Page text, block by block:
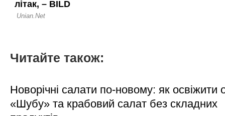
Читайте також:
Новорічні салати по-новому: як освіжити
«Шубу» та крабовий салат без складних